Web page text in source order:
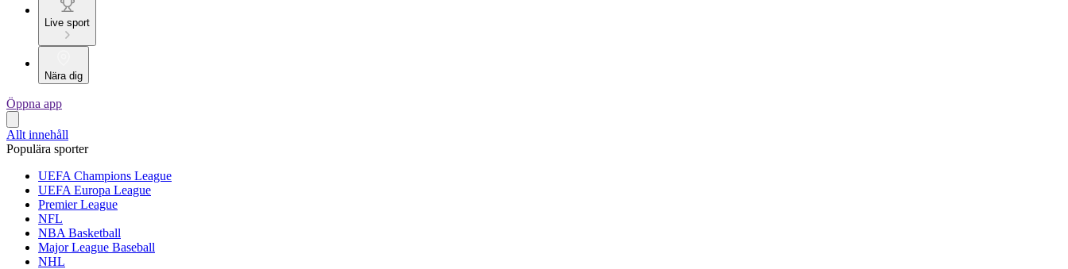
Live sport
Nära dig
Öppna app
Allt innehåll
Populära sporter
UEFA Champions League
UEFA Europa League
Premier League
NFL
NBA Basketball
Major League Baseball
NHL